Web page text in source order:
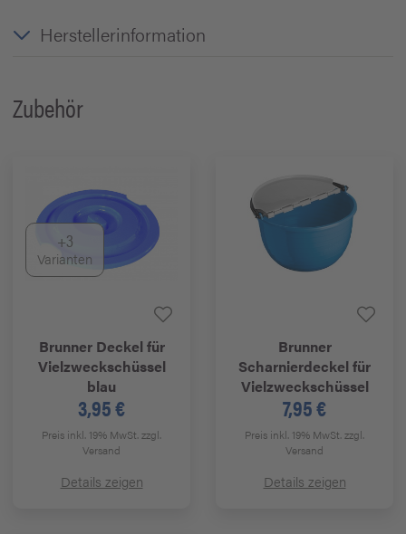
Herstellerinformation
Zubehör
+3
Varianten
BrunnerDeckel für
Vielzweckschüssel
blau
3,95 €
Preis inkl. 19% MwSt.zzgl.
Versand
Details zeigen
Brunner
Scharnierdeckel für
Vielzweckschüssel
7,95 €
Preis inkl. 19% MwSt.zzgl.
Versand
Details zeigen